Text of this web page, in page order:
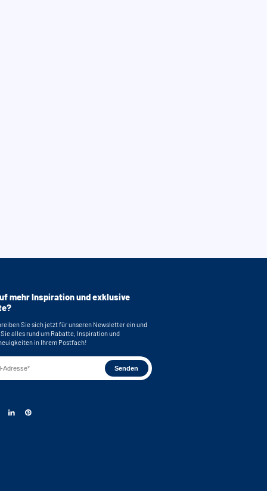
mehr Inspiration und exklusive
Sie sich jetzt für unseren Newsletter ein und
alles rund um Rabatte, Inspiration und
in Ihrem Postfach!